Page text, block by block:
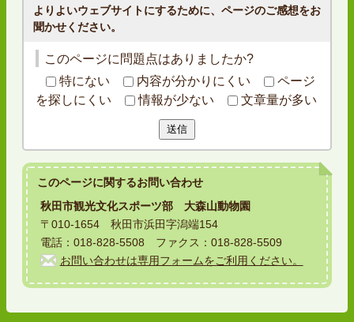
よりよいウェブサイトにするために、ページのご感想をお
聞かせください。
このページに問題点はありましたか?
特にない
内容が分かりにくい
ページ
を探しにくい
情報が少ない 文章量が多い
送信
このページに関するお問い合わせ
秋田市観光文化スポーツ部 大森山動物園
〒010-1654 秋田市浜田字潟端154
電話：018-828-5508 ファクス：018-828-5509
お問い合わせは専用フォームをご利用ください。